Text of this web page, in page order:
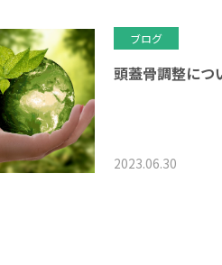
ブログ
頭蓋骨調整につ
2023.06.30